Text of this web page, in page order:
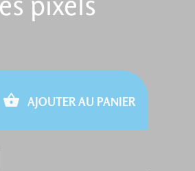
AJOUTER AU PANIER